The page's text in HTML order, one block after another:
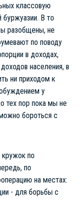
классовую
буржуазии. В то
разобщены, не
по поводу
в доходах,
населения, в
ни приходом к
у
тех пор пока мы не
бороться с
по
по
на местах:
- для борьбы с